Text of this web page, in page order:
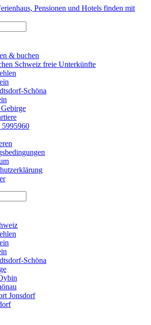
& buchen
Schweiz freie Unterkünfte
Schöna
5995960
Schöna
Jonsdorf